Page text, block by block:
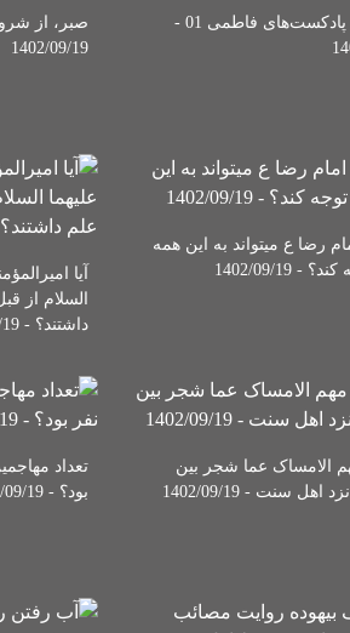
مجموعه پادکست‌های فاطمی 01 -
صبر، از
1402/09/19
رضا ع میتواند به این همه
- 1402/09/19
آیا
السلام از
داشتند؟ - 1402/09/19
الامساک عما شجر بین
اهل سنت - 1402/09/19
تعداد
بود؟ - 1402/09/19